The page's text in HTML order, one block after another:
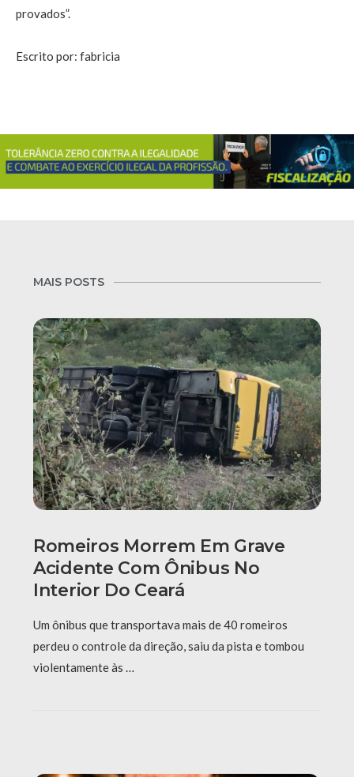
provados”.
Escrito por: fabricia
MAIS POSTS
Romeiros Morrem Em Grave
Acidente Com Ônibus No
Interior Do Ceará
Um ônibus que transportava mais de 40 romeiros
perdeu o controle da direção, saiu da pista e tombou
violentamente às …